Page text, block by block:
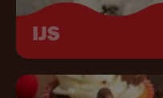
IJS
Image